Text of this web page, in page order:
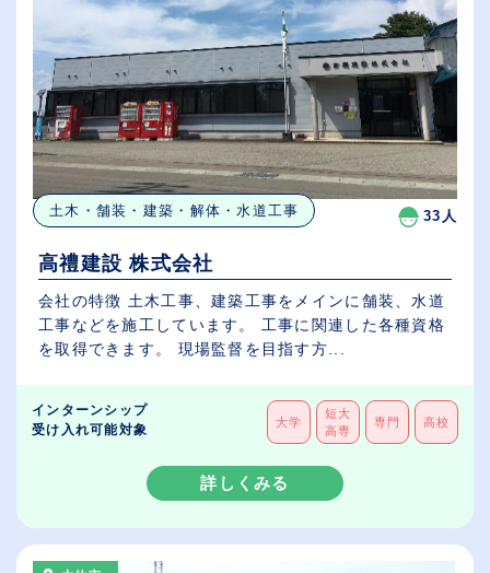
土木・舗装・建築・解体・水道工事 33人
高禮建設 株式会社
会社の特徴 土木工事、建築工事をメインに舗装、水道
工事などを施工しています。 工事に関連した各種資格
を取得できます。 現場監督を目指す方...
インターンシップ
受け入れ可能対象
大学
短大
高専
専門 高校
詳しくみる